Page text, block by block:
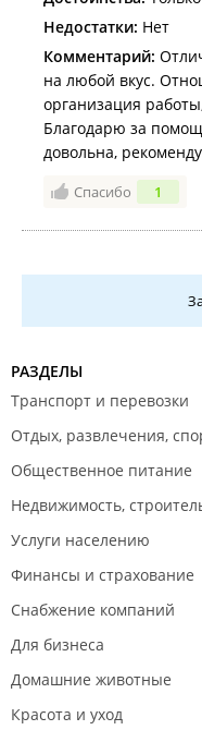
Недостатки: Нет
Комментарий:
на любой вкус.
организация
Благодарю за
довольна,
Спасибо 1
РАЗДЕЛЫ
Транспорт и перевозки
Отдых, развлечения,
Общественное питание
Недвижимость,
Услуги населению
Финансы и страхование
Снабжение компаний
Для бизнеса
Домашние животные
Красота и уход